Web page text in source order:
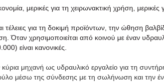
μερικές για τη χειρωνακτική χρήση,
τέλειες για τη δοκιμή προϊόντων, την ώθηση
Όταν χρησιμοποιείται από κοινού με έναν
είναι κανονικές.
μηχανή ως υδραυλικό εργαλείο για τη
μέσω της σύνδεσης με τη σωλήνωση και την